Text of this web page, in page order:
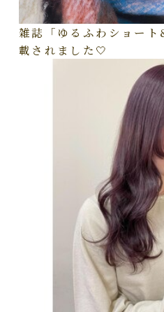
雑誌「ゆるふわショー
載されました🤍